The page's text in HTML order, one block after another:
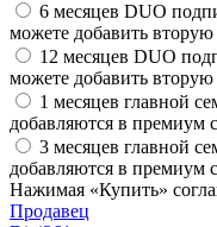
6 месяцев DUO
можете добавить
12 месяцев DUO
можете добавить
1 месяцев главной
добавляются в премиум
3 месяцев главной
добавляются в премиум
Нажимая «Купить»
Продавец